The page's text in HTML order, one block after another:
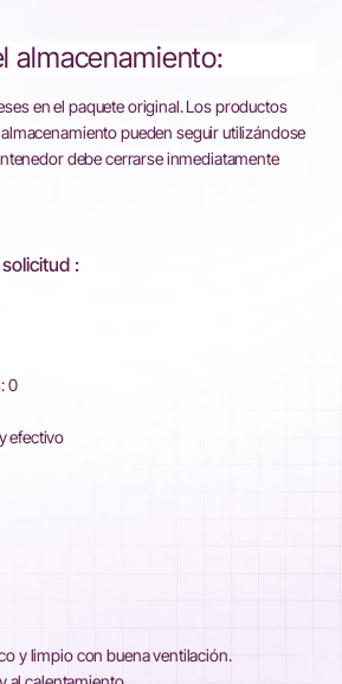
almacenamiento:
en el paquete original. Los productos
pueden seguir utilizándose
debe cerrarse inmediatamente
:
0
efectivo
y limpio con buena ventilación.